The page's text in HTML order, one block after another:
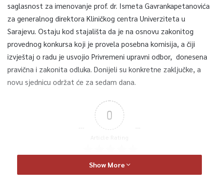
saglasnost za imenovanje prof. dr. Ismeta Gavrankapetanovića
za generalnog direktora Kliničkog centra Univerziteta u
Sarajevu. Ostaju kod stajališta da je na osnovu zakonitog
provednog konkursa koji je provela posebna komisija, a čiji
izvještaj o radu je usvojio Privremeni upravni odbor, donesena
pravična i zakonita odluka. Donijeli su konkretne zaključke, a
novu sjednicu održat će za sedam dana.
0
Article Rating
Show More